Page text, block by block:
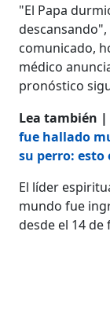
"El Papa
comunicado,
médico
pronóstico
Lea también |
fue hallado
su perro: esto
El líder
mundo fue
desde el 14